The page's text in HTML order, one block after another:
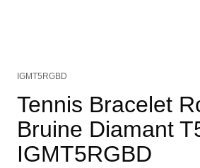
IGMT5RGBD
Tennis Bracelet
Bruine Diamant
IGMT5RGBD